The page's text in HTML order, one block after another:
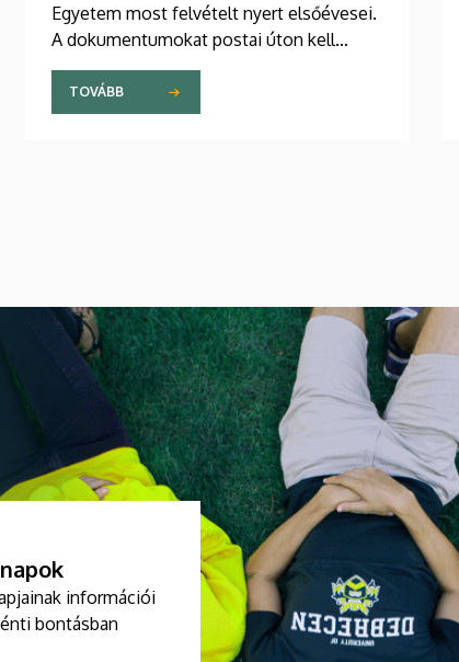
Egyetem most felvételt nyert elsőévesei.
A dokumentumokat postai úton kell
eljuttatniuk a DE Kollégiumi Felvételi és
Szociális Iroda címére. A kollégiumi
férőhelyekről a gólyák a Kollégiumi
TOVÁBB
információi
bontásban